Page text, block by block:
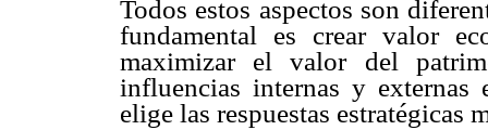
Todos estos aspectos son
fundamental es crear valor
maximizar el valor del
influencias internas y
elige las respuestas estratégicas